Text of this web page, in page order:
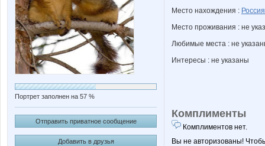
Портрет заполнен на 57 %
Отправить приватное сообщение
Добавить в друзья
Место нахождения : Россия
Место проживания : не
Любимые места : не
Интересы : не указаны
Комплименты
Комплиментов нет.
Вы не авторизованы!